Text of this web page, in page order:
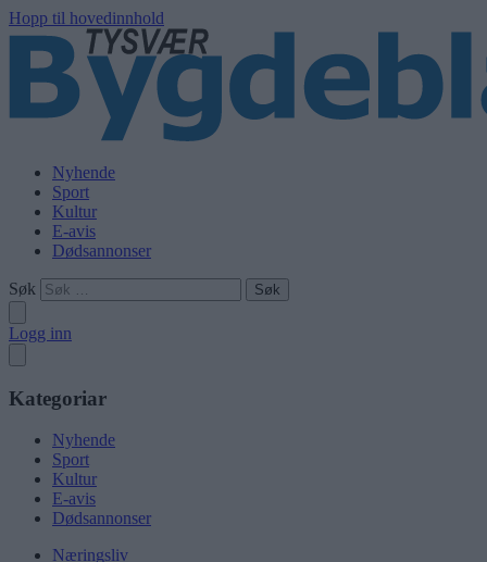
Hopp til hovedinnhold
Nyhende
Sport
Kultur
E-avis
Dødsannonser
Søk
Logg inn
Kategoriar
Nyhende
Sport
Kultur
E-avis
Dødsannonser
Næringsliv